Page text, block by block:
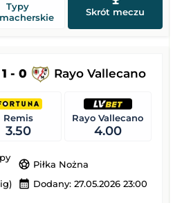
Typy
Skrót meczu
1 - 0 Rayo Vallecano
Remis
3.50
Rayo Vallecano
4.00
sports_soccer Piłka Nożna
calendar_month Dodany: 27.05.2026 23:00